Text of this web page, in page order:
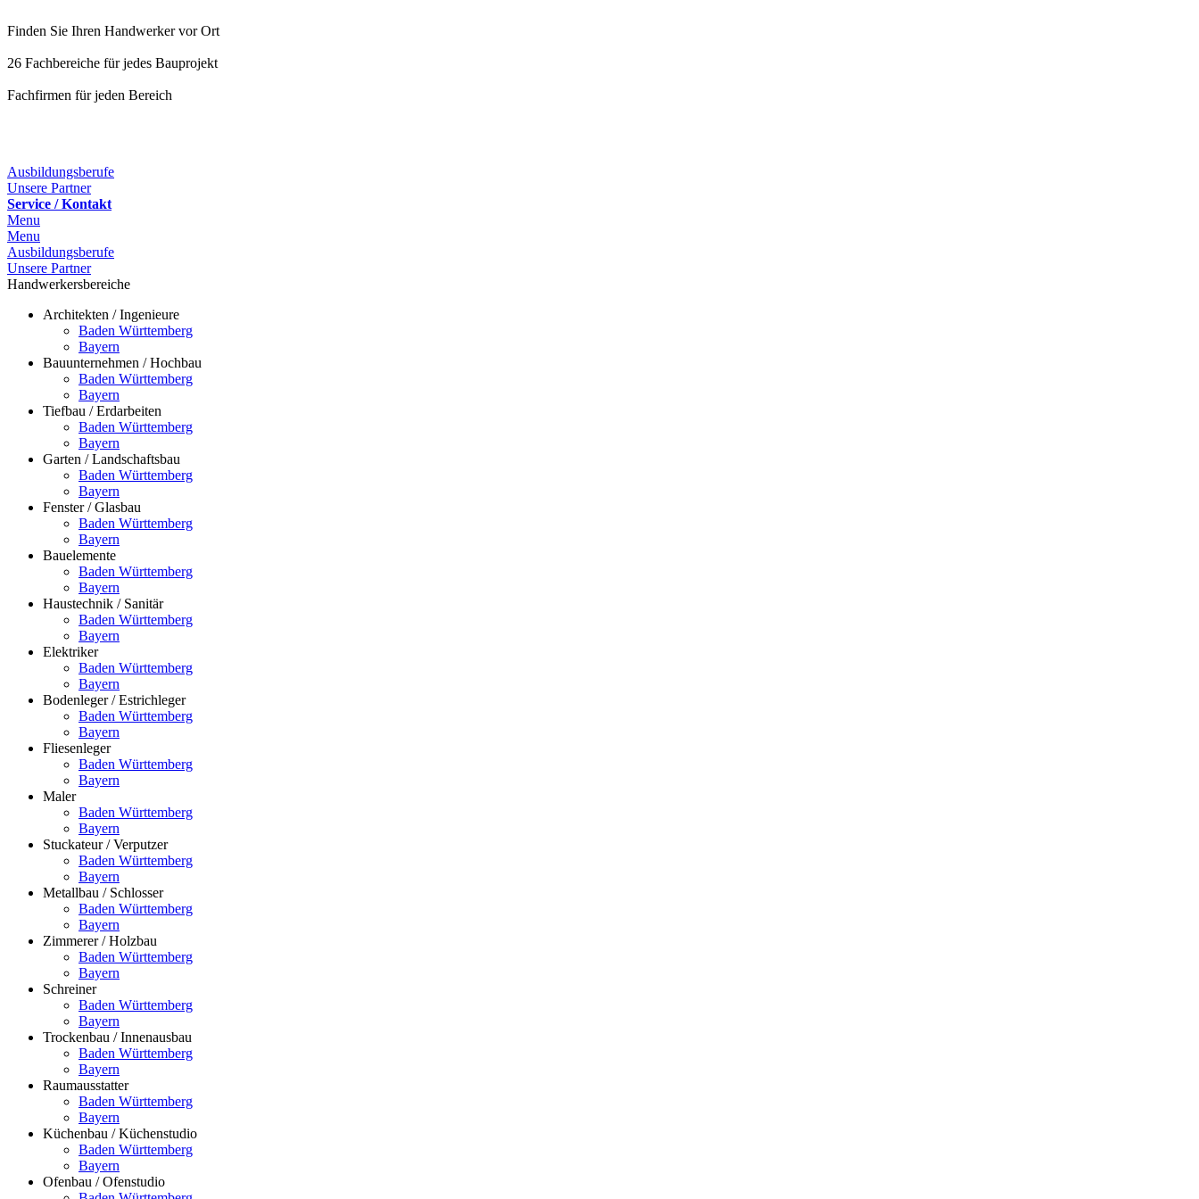
Finden Sie Ihren Handwerker vor Ort
26 Fachbereiche für jedes Bauprojekt
Fachfirmen für jeden Bereich
Ausbildungsberufe
Unsere Partner
Service / Kontakt
Menu
Menu
Ausbildungsberufe
Unsere Partner
Handwerkersbereiche
Architekten / Ingenieure
Baden Württemberg
Bayern
Bauunternehmen / Hochbau
Baden Württemberg
Bayern
Tiefbau / Erdarbeiten
Baden Württemberg
Bayern
Garten / Landschaftsbau
Baden Württemberg
Bayern
Fenster / Glasbau
Baden Württemberg
Bayern
Bauelemente
Baden Württemberg
Bayern
Haustechnik / Sanitär
Baden Württemberg
Bayern
Elektriker
Baden Württemberg
Bayern
Bodenleger / Estrichleger
Baden Württemberg
Bayern
Fliesenleger
Baden Württemberg
Bayern
Maler
Baden Württemberg
Bayern
Stuckateur / Verputzer
Baden Württemberg
Bayern
Metallbau / Schlosser
Baden Württemberg
Bayern
Zimmerer / Holzbau
Baden Württemberg
Bayern
Schreiner
Baden Württemberg
Bayern
Trockenbau / Innenausbau
Baden Württemberg
Bayern
Raumausstatter
Baden Württemberg
Bayern
Küchenbau / Küchenstudio
Baden Württemberg
Bayern
Ofenbau / Ofenstudio